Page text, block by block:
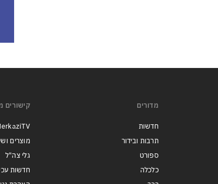
מדורים
חדשות
תרבות ובידור
ספורט
כלכלה
קישורים
מוצרים
גלי צה"ל
חדשות